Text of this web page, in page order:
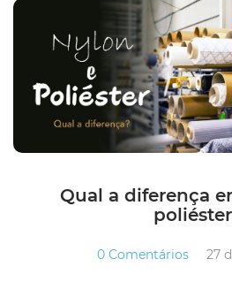
Qual a diferença
0 Comentários 27